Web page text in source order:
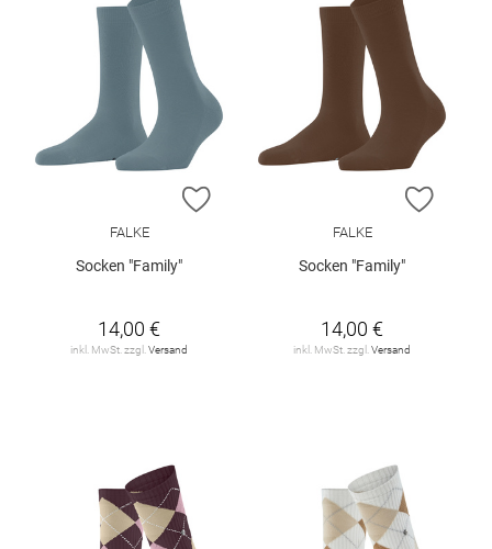
ZUR WUNSCHLISTE HINZUFÜGEN
FALKE
Socken "Family"
14,00 €
inkl. MwSt. zzgl. Versand
ZUR
FALKE
Socken "Family"
14,00 €
inkl. MwSt. zzgl. Versand